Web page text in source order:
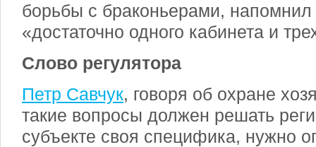
борьбы с браконьерами,
«достаточно одного кабинета и
Слово регулятора
Петр Савчук, говоря об охране
такие вопросы должен решать
субъекте своя специфика, нужно